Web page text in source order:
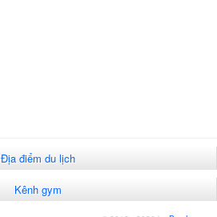
Địa điểm du lịch
Kênh gym